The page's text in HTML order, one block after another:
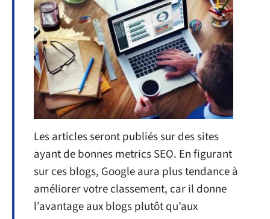
Les articles seront publiés sur des sites
ayant de bonnes metrics SEO. En figurant
sur ces blogs, Google aura plus tendance à
améliorer votre classement, car il donne
l’avantage aux blogs plutôt qu’aux